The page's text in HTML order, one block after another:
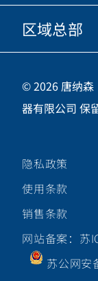
微信
商业行为准则
职业发展
唐纳森电商网站
投资人
供应商
区域总部
中国江苏
新加坡
咨询热线
关注唐纳
© 2026 唐纳森
器有限公司 保
隐私政策
使用条款
销售条款
网站备案：苏
苏公网安